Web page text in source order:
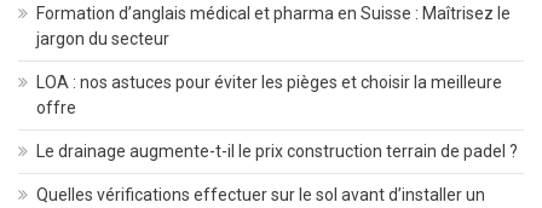
Formation d’anglais médical et pharma en Suisse : Maîtrisez le
jargon du secteur
LOA : nos astuces pour éviter les pièges et choisir la meilleure
offre
Le drainage augmente-t-il le prix construction terrain de padel ?
Quelles vérifications effectuer sur le sol avant d’installer un